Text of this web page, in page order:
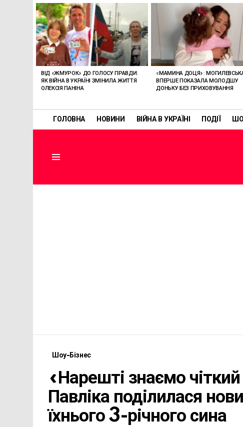
ГОЛОВНА НОВИНИ ВІЙНА В УКРАЇНІ ПОДІЇ
ОСТАННІ
СТАТТІ
ВІД «ЖМУРОК» ДО ГОЛОСУ ПРАВДИ:
ЯК ВІЙНА В УКРАЇНІ ЗМІНИЛА ЖИТТЯ
ОЛЕКСІЯ ПАНІНА
«МАМИНА ДОЦЯ»:
ВПЕРШЕ ПОКАЗАЛА МОЛОДШУ
ДОНЬКУ БЕЗ ПРИХОВУВАННЯ
Шоу-Бізнес
«Нарешті знаємо
Павліка поділилася
їхнього 3-річного сина